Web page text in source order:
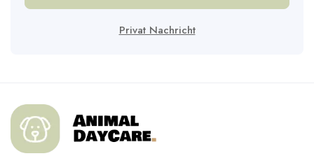
Privat Nachricht